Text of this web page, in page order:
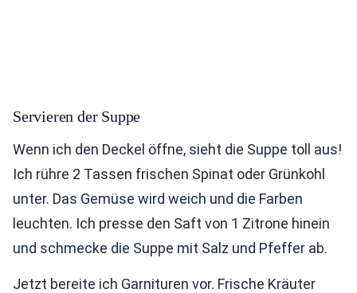
Servieren der Suppe
Wenn ich den Deckel öffne, sieht die Suppe toll aus!
Ich rühre 2 Tassen frischen Spinat oder Grünkohl
unter. Das Gemüse wird weich und die Farben
leuchten. Ich presse den Saft von 1 Zitrone hinein
und schmecke die Suppe mit Salz und Pfeffer ab.
Jetzt bereite ich Garnituren vor. Frische Kräuter